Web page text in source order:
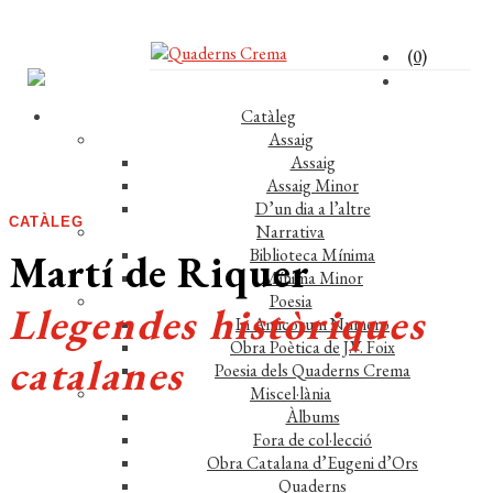
(0)
Catàleg
Assaig
Assaig
Assaig Minor
D’un dia a l’altre
Narrativa
Biblioteca Mínima
Mínima Minor
Poesia
In Amicorum Numero
Obra Poètica de J.V. Foix
Poesia dels Quaderns Crema
Miscel·lània
Àlbums
Fora de col·lecció
Obra Catalana d’Eugeni d’Ors
Quaderns
CATÀLEG
Martí de Riquer
Llegendes històriques
catalanes